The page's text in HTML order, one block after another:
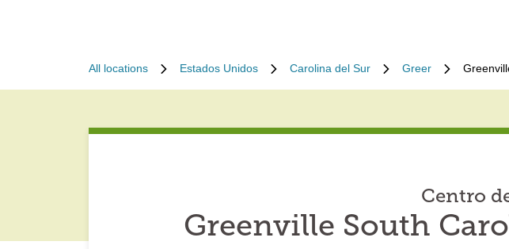
All locations Estados Unidos Carolina del Sur Greer
Centro
Greenville South